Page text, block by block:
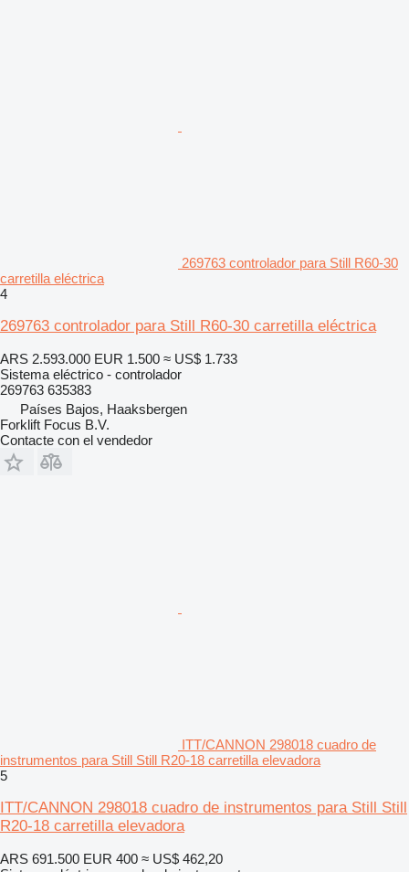
269763 controlador para Still R60-30
carretilla eléctrica
4
269763 controlador para Still R60-30 carretilla eléctrica
ARS 2.593.000 EUR 1.500 ≈ US$ 1.733
Sistema eléctrico - controlador
269763 635383
Países Bajos, Haaksbergen
Forklift Focus B.V.
Contacte con el vendedor
ITT/CANNON 298018 cuadro de
instrumentos para Still Still R20-18 carretilla elevadora
5
ITT/CANNON 298018 cuadro de instrumentos para Still Still
R20-18 carretilla elevadora
ARS 691.500 EUR 400 ≈ US$ 462,20